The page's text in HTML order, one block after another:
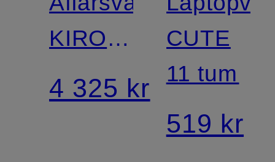
KIRORO
MARLON
4 325 kr
CUTE
11 tum
519 kr